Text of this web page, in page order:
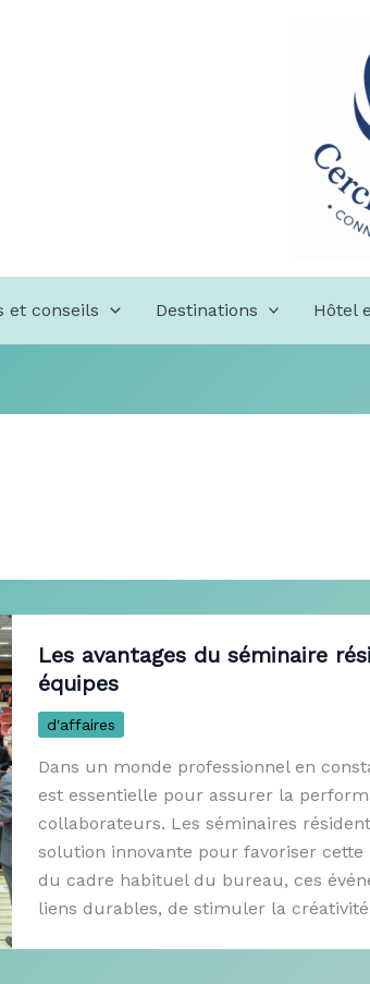
et conseils Destinations Hôtel
Les avantages du séminaire
équipes
d'affaires
Dans un monde professionnel en
est essentielle pour assurer la
collaborateurs. Les séminaires
solution innovante pour favoriser
du cadre habituel du bureau, ces
liens durables, de stimuler la